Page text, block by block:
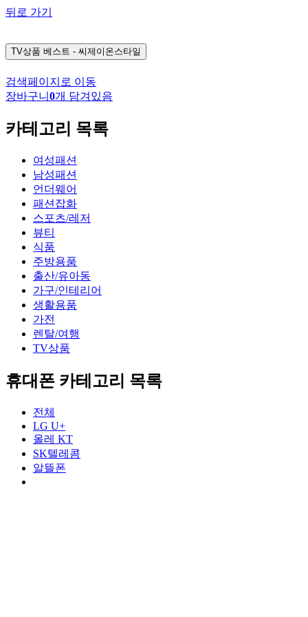
뒤로 가기
TV상품 베스트 - 씨제이온스타일
검색페이지로 이동
장바구니 0개 담겨있음
카테고리 목록
여성패션
남성패션
언더웨어
패션잡화
스포츠/레저
뷰티
식품
주방용품
출산/유아동
가구/인테리어
생활용품
가전
렌탈/여행
TV상품
휴대폰 카테고리 목록
전체
LG U+
올레 KT
SK텔레콤
알뜰폰